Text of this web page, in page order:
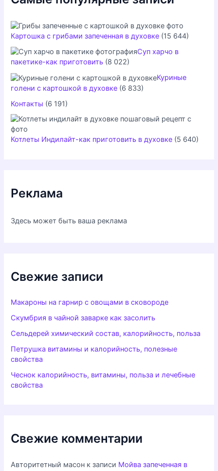
Картошка с грибами запеченная в духовке (15 644)
Суп харчо в
пакетике-как приготовить (8 022)
Куриные
голени с картошкой в духовке (6 833)
Контакты (6 191)
Котлеты Индилайт-как приготовить в духовке (5 640)
Реклама
Здесь может быть ваша реклама
Свежие записи
Макароны на гарнир с овощами в сковороде
Скумбрия в чайной заварке как засолить
Сельдерей химический состав, калорийность, польза
Петрушка витамины и калорийность, полезные
свойства
Чеснок калорийность, витамины, польза и лечебные
свойства
Свежие комментарии
Авторитетный масон к записи Мойва запеченная в